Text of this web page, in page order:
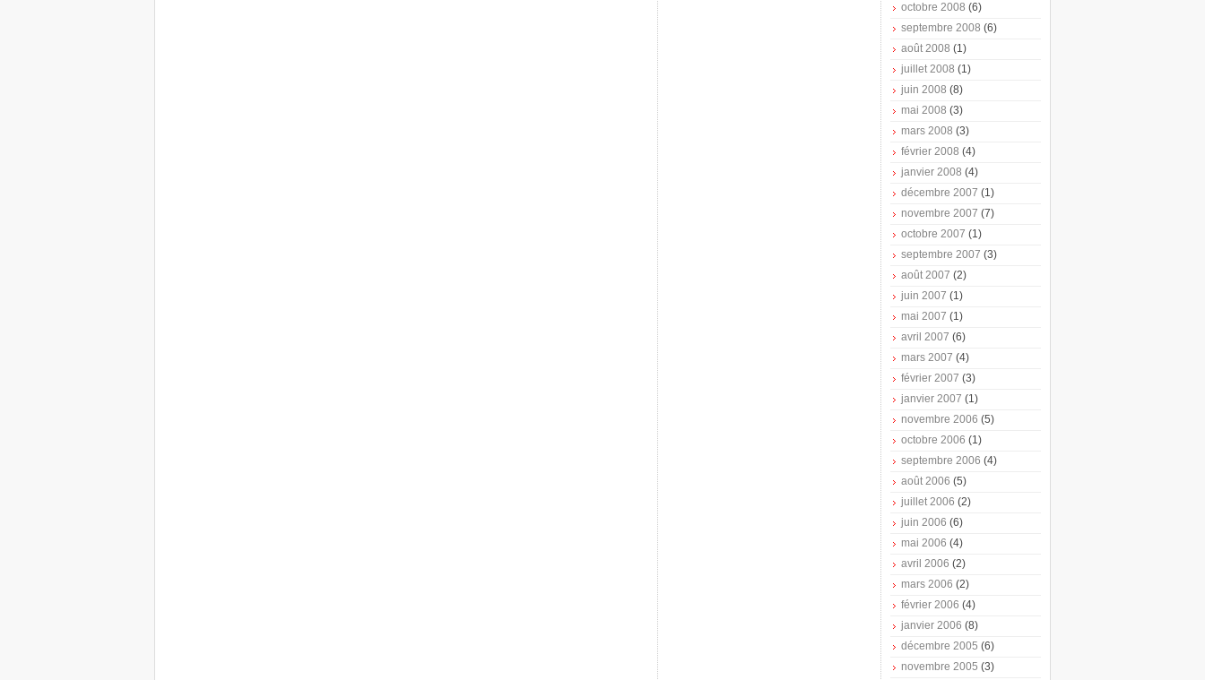
octobre 2008 (6)
septembre 2008 (6)
août 2008 (1)
juillet 2008 (1)
juin 2008 (8)
mai 2008 (3)
mars 2008 (3)
février 2008 (4)
janvier 2008 (4)
décembre 2007 (1)
novembre 2007 (7)
octobre 2007 (1)
septembre 2007 (3)
août 2007 (2)
juin 2007 (1)
mai 2007 (1)
avril 2007 (6)
mars 2007 (4)
février 2007 (3)
janvier 2007 (1)
novembre 2006 (5)
octobre 2006 (1)
septembre 2006 (4)
août 2006 (5)
juillet 2006 (2)
juin 2006 (6)
mai 2006 (4)
avril 2006 (2)
mars 2006 (2)
février 2006 (4)
janvier 2006 (8)
décembre 2005 (6)
novembre 2005 (3)